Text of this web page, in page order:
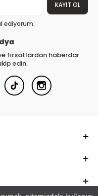
KAYIT OL
ediyorum.
fırsatlardan haberdar
edin.